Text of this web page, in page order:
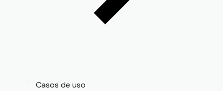
Casos de uso